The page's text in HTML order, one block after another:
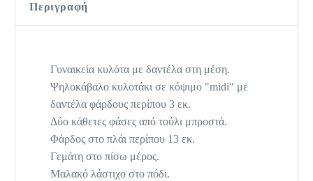
Περιγραφή
Γυναικεία κυλότα με δαντέλα στη μέση.
Ψηλοκάβαλο κυλοτάκι σε κόψιμο "midi" με
δαντέλα φάρδους περίπου 3 εκ.
Δύο κάθετες φάσες από τούλι μπροστά.
Φάρδος στο πλάι περίπου 13 εκ.
Γεμάτη στο πίσω μέρος.
Μαλακό λάστιχο στο πόδι.